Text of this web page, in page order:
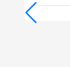
для тяжелого